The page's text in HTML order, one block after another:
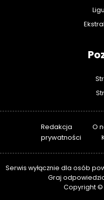
Redakcja O
prywatności
Serwis wyłącznie dla osób
Graj
Copyright ©